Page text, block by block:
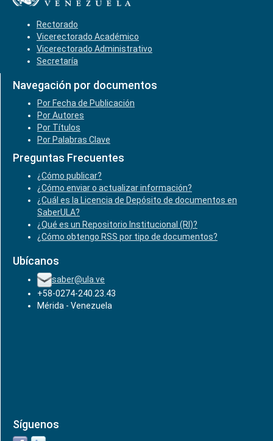
Rectorado
Vicerectorado Académico
Vicerectorado Administrativo
Secretaría
Navegación por documentos
Por Fecha de Publicación
Por Autores
Por Títulos
Por Palabras Clave
Preguntas Frecuentes
¿Cómo publicar?
¿Cómo enviar o actualizar información?
¿Cuál es la Licencia de Depósito de documentos en
SaberULA?
¿Qué es un Repositorio Institucional (RI)?
¿Cómo obtengo RSS por tipo de documentos?
Ubícanos
saber@ula.ve
+58-0274-240.23.43
Mérida - Venezuela
Síguenos